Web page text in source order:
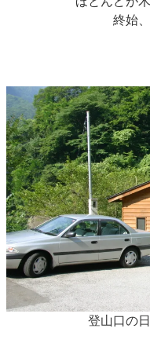
終始
登山口の